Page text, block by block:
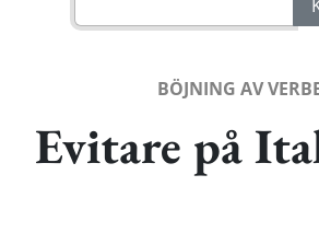
BÖJNING AV
Evitare på